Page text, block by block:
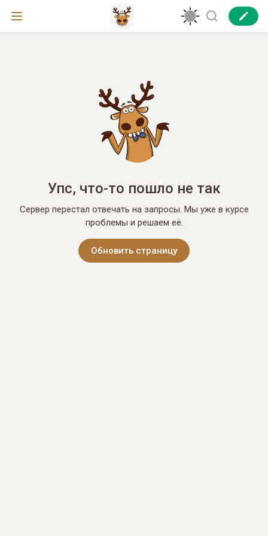
Упс, что-то пошло не так
Сервер перестал отвечать на запросы. Мы уже в курсе
проблемы и решаем её.
Обновить страницу